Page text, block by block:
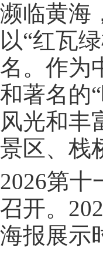
濒临黄海
以“红瓦
名。作为
和著名的
风光和丰
景区、栈
2026第十
召开。
海报展示